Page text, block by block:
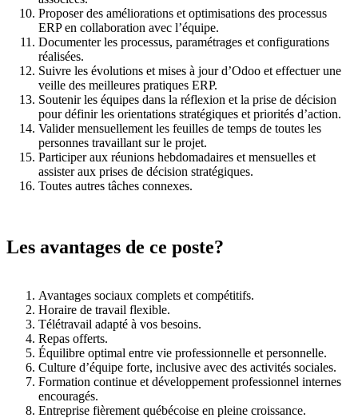
Proposer des améliorations et optimisations des processus
ERP en collaboration avec l’équipe.
Documenter les processus, paramétrages et configurations
réalisées.
Suivre les évolutions et mises à jour d’Odoo et effectuer une
veille des meilleures pratiques ERP.
Soutenir les équipes dans la réflexion et la prise de décision
pour définir les orientations stratégiques et priorités d’action.
Valider mensuellement les feuilles de temps de toutes les
personnes travaillant sur le projet.
Participer aux réunions hebdomadaires et mensuelles et
assister aux prises de décision stratégiques.
Toutes autres tâches connexes.
Les avantages de ce poste?
Avantages sociaux complets et compétitifs.
Horaire de travail flexible.
Télétravail adapté à vos besoins.
Repas offerts.
Équilibre optimal entre vie professionnelle et personnelle.
Culture d’équipe forte, inclusive avec des activités sociales.
Formation continue et développement professionnel internes
encouragés.
Entreprise fièrement québécoise en pleine croissance.